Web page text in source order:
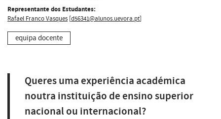
Representante dos Estudantes:
Rafael Franco Vasques [d56341@alunos.uevora.pt]
equipa docente
Queres uma experiência académica
noutra instituição de ensino superior
nacional ou internacional?